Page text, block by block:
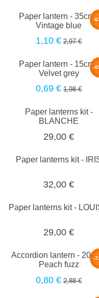
-
Paper lantern - 35cm -
Vintage blue
1,10 € 2,97 €
-
Paper lantern - 15cm -
Velvet grey
0,69 € 1,98 €
Paper lanterns kit -
BLANCHE
29,00 €
Paper lanterns kit -
32,00 €
Paper lanterns kit -
29,00 €
-
Accordion lantern -
Peach fuzz
0,80 € 2,88 €